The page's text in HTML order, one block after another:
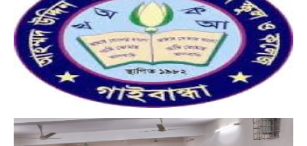
Ahammad Uddin Shah Shishu Niketan
School & College